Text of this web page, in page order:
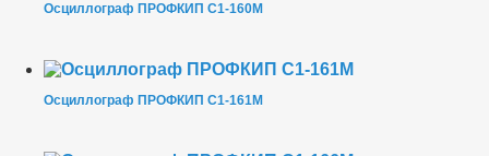
Осциллограф ПРОФКИП С1-160М
Осциллограф ПРОФКИП С1-161М